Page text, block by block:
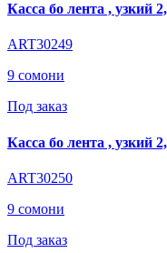
Касса бо лента , узкий
ART30249
9 сомони
Под заказ
Касса бо лента , узкий
ART30250
9 сомони
Под заказ